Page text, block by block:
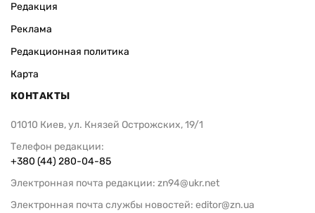
Редакция
Реклама
Редакционная политика
Карта
КОНТАКТЫ
01010 Киев, ул. Князей Острожских, 19/1
Телефон редакции:
+380 (44) 280-04-85
Электронная почта редакции: zn94@ukr.net
Электронная почта службы новостей: editor@zn.ua